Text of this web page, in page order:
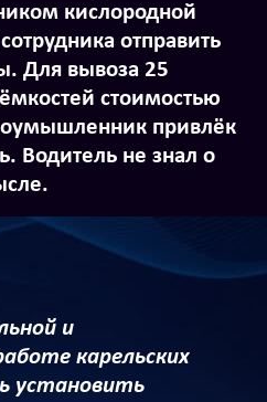
кислородной
отправить
Для вывоза 25
стоимостью
привлёк
Водитель не знал о
и
карельских
установить